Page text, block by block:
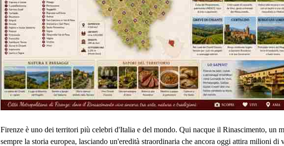
Firenze è uno dei territori più celebri d'Italia e del mondo. Qui nacque il Rinascimento, un
sempre la storia europea, lasciando un'eredità straordinaria che ancora oggi attira milioni di